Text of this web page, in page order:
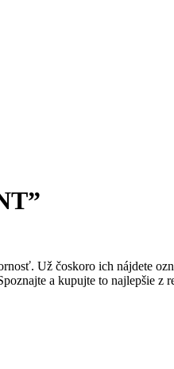
Už čoskoro ich nájdete
a kupujte to najlepšie z